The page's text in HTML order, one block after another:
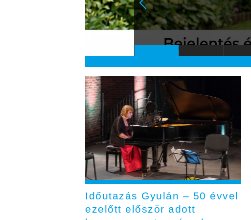
Időutazás Gyulán – 50 évvel
ezelőtt először adott